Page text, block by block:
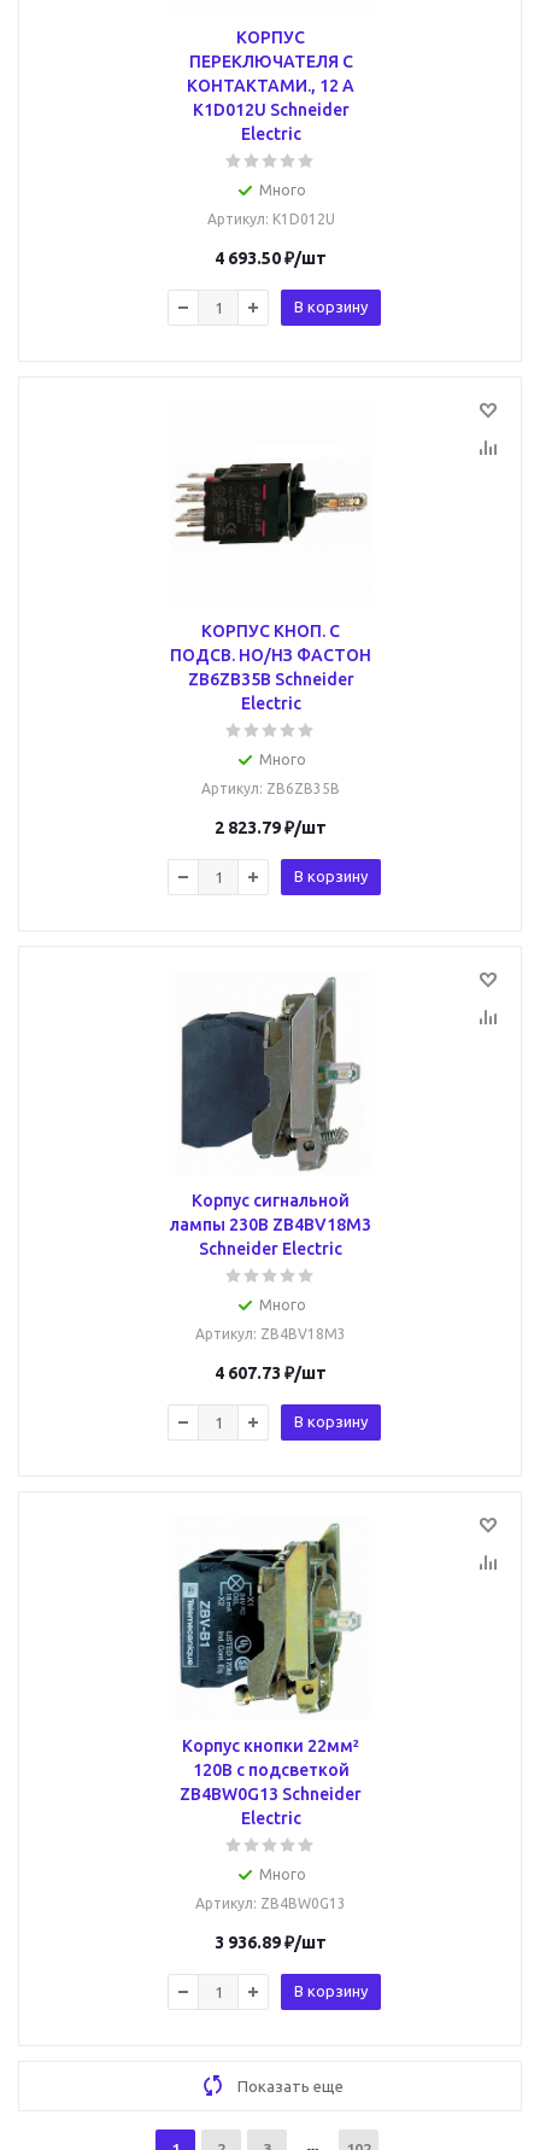
КОРПУС
ПЕРЕКЛЮЧАТЕЛЯ С
КОНТАКТАМИ., 12 А
K1D012U Schneider
Electric
Много
Артикул: K1D012U
4 693.50₽/шт
В корзину
КОРПУС КНОП. С
ПОДСВ. НО/НЗ ФАСТОН
ZB6ZB35B Schneider
Electric
Много
Артикул: ZB6ZB35B
2 823.79₽/шт
В корзину
Корпус сигнальной
лампы 230В ZB4BV18M3
Schneider Electric
Много
Артикул: ZB4BV18M3
4 607.73 ₽/шт
В корзину
Корпус кнопки 22мм²
120В с подсветкой
ZB4BW0G13 Schneider
Electric
Много
Артикул: ZB4BW0G13
3 936.89₽/шт
В корзину
Показать еще